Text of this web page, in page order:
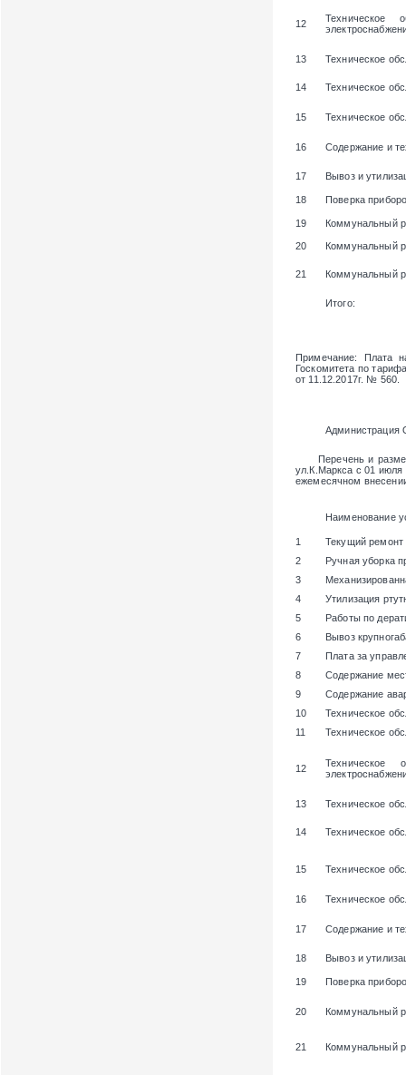
12
Техническое
13 Техническое
14 Техническое
15 Техническое
16 Содержание и
17 Вывоз и
18 Поверка
19 Коммунальный
20 Коммунальный
21 Коммунальный
Итого:
Примечание: Плата
Госкомитета по
от 11.12.2017г. № 560.
Администрация
Перечень и размер
ул.К.Маркса с 01 июля
ежемесячном
Наименование
1
Текущий ремонт
2
Ручная уборка
3
4
Утилизация
5
Работы по
6
Вывоз
7
Плата за
8
Содержание
9
Содержание
10
Техническое
11
Техническое
12
Техническое
13 Техническое
14 Техническое
15 Техническое
16 Техническое
17 Содержание и
18 Вывоз и
19 Поверка
20 Коммунальный
21 Коммунальный